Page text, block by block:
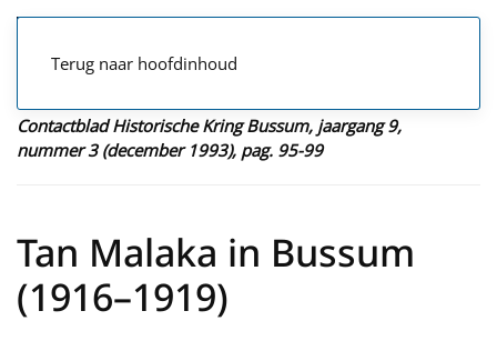
Terug naar hoofdinhoud
Contactblad Historische Kring Bussum, jaargang 9,
nummer 3 (december 1993), pag. 95-99
Tan Malaka in Bussum
(1916–1919)